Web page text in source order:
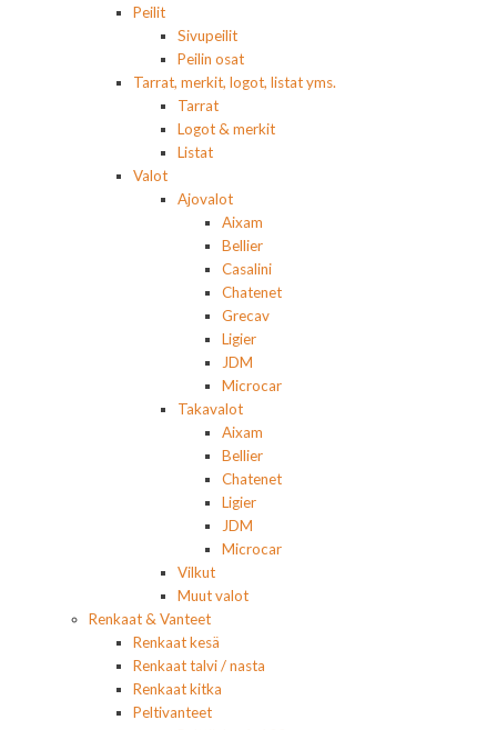
Peilit
Sivupeilit
Peilin osat
Tarrat, merkit, logot, listat yms.
Tarrat
Logot & merkit
Listat
Valot
Ajovalot
Aixam
Bellier
Casalini
Chatenet
Grecav
Ligier
JDM
Microcar
Takavalot
Aixam
Bellier
Chatenet
Ligier
JDM
Microcar
Vilkut
Muut valot
Renkaat & Vanteet
Renkaat kesä
Renkaat talvi / nasta
Renkaat kitka
Peltivanteet